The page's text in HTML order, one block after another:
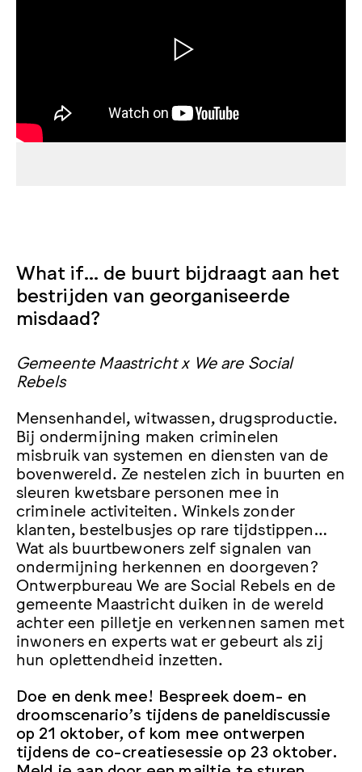
What if… de buurt bijdraagt aan het
bestrijden van georganiseerde
misdaad?
Gemeente Maastricht x We are Social
Rebels
Mensenhandel, witwassen, drugsproductie.
Bij ondermijning maken criminelen
misbruik van systemen en diensten van de
bovenwereld. Ze nestelen zich in buurten en
sleuren kwetsbare personen mee in
criminele activiteiten. Winkels zonder
klanten, bestelbusjes op rare tijdstippen…
Wat als buurtbewoners zelf signalen van
ondermijning herkennen en doorgeven?
Ontwerpbureau We are Social Rebels en de
gemeente Maastricht duiken in de wereld
achter een pilletje en verkennen samen met
inwoners en experts wat er gebeurt als zij
hun oplettendheid inzetten.
Doe en denk mee! Bespreek doem- en
droomscenario’s tijdens de paneldiscussie
op 21 oktober, of kom mee ontwerpen
tijdens de co-creatiesessie op 23 oktober.